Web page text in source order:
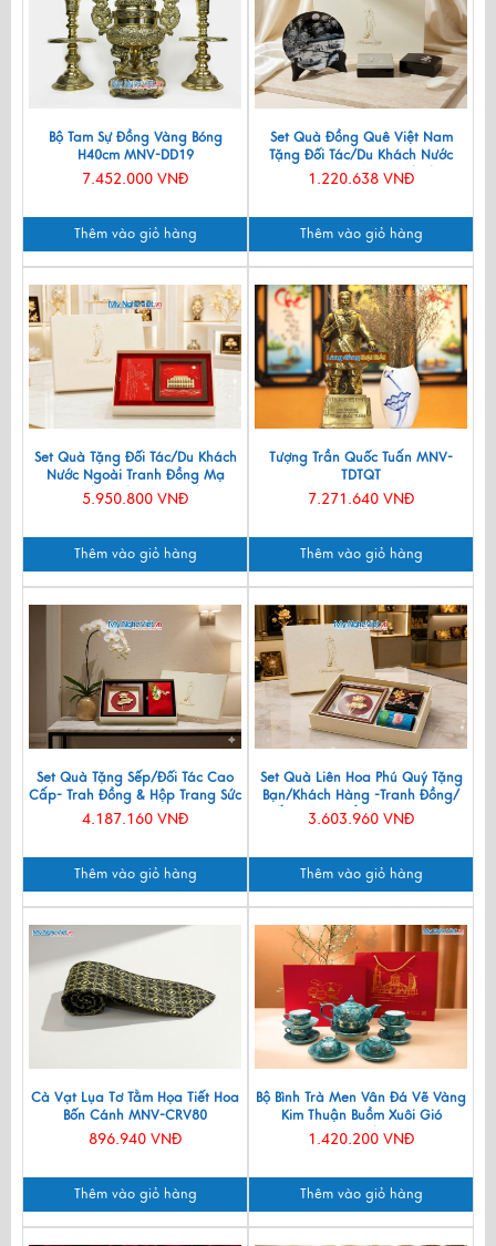
Bộ Tam Sự Đồng Vàng Bóng
H40cm MNV-DD19
7.452.000 VNĐ
Thêm vào giỏ hàng
Set Quà Đồng Quê Việt Nam
Tặng Đối Tác/Du Khách Nước
Ngoài - Đĩa Sơn Mài/ Hộp
1.220.638 VNĐ
Thêm vào giỏ hàng
Set Quà Tặng Đối Tác/Du Khách
Nước Ngoài Tranh Đồng Mạ
Vàng 24k & Hộp Trang Sức Sơn
5.950.800 VNĐ
Thêm vào giỏ hàng
Tượng Trần Quốc Tuấn MNV-
TDTQT
7.271.640 VNĐ
Thêm vào giỏ hàng
Set Quà Tặng Sếp/Đối Tác Cao
Cấp- Trah Đồng & Hộp Trang Sức
Sơn Mài CBQT004
4.187.160 VNĐ
Thêm vào giỏ hàng
Set Quà Liên Hoa Phú Quý Tặng
Bạn/Khách Hàng -Tranh Đồng/
Đế Lót Ly & Cắm Bút CBQT006
3.603.960 VNĐ
Thêm vào giỏ hàng
Cà Vạt Lụa Tơ Tằm Họa Tiết Hoa
Bốn Cánh MNV-CRV80
896.940 VNĐ
Thêm vào giỏ hàng
Bộ Bình Trà Men Vân Đá Vẽ Vàng
Kim Thuận Buồm Xuôi Gió
VBT12/14
1.420.200 VNĐ
Thêm vào giỏ hàng